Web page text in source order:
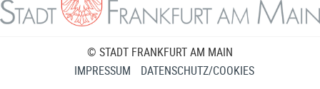
© STADT FRANKFURT AM MAIN
IMPRESSUM
DATENSCHUTZ/COOKIES